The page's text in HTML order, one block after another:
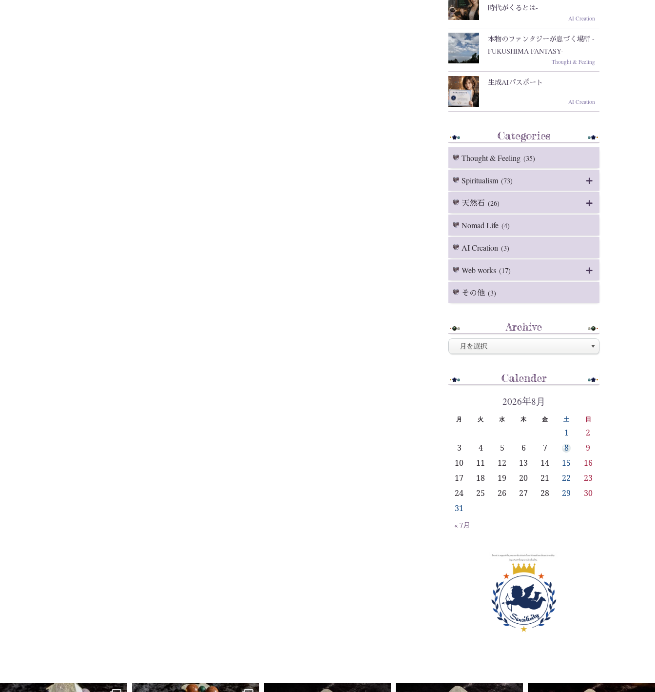
時代がくるとは-
AI Creation
本物のファンタジーが息づく場所 -
FUKUSHIMA FANTASY-
Thought & Feeling
生成AIパスポート
AI Creation
Categories
Thought & Feeling (35)
Spiritualism (73)
天然石 (26)
Nomad Life (4)
AI Creation (3)
Web works (17)
その他 (3)
Archive
Calender
2026年8月
月 火 水 木 金 土 日
1
2
3
4 5 6 7 8
9
10
11 12 13 14 15
16
17
18 19 20 21 22
23
24
25 26 27 28 29
30
31
« 7月